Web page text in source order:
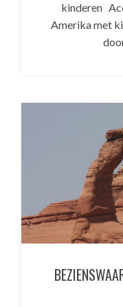
kinderen
Amerika met